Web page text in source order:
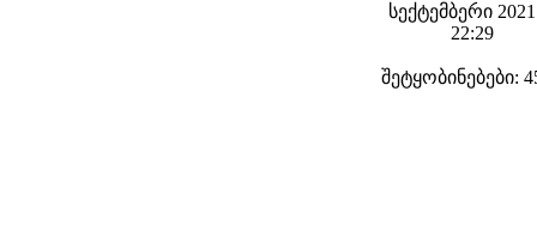
სექტემბერი
22:29
შეტყობინებები: